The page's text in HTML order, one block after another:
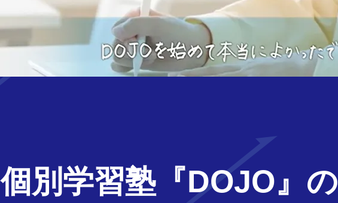
個別学習塾『DOJO』の